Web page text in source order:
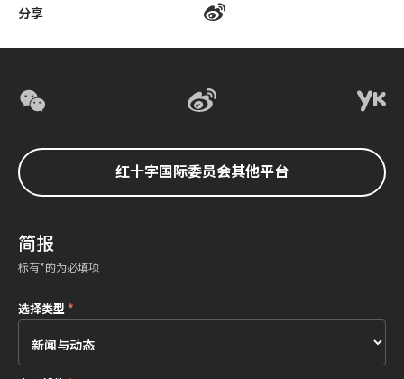
分享
红十字国际委员会其他平台
简报
标有*的为必填项
选择类型 *